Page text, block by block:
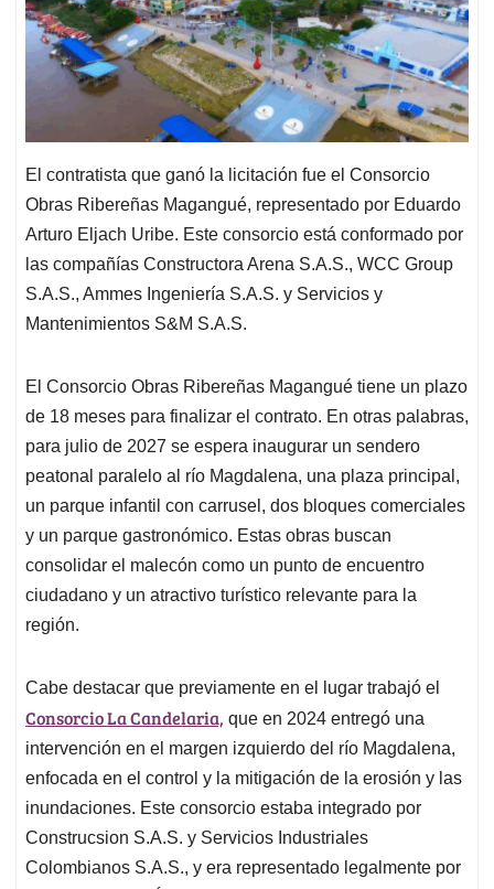
El contratista que ganó la licitación fue el Consorcio
Obras Ribereñas Magangué, representado por Eduardo
Arturo Eljach Uribe. Este consorcio está conformado por
las compañías Constructora Arena S.A.S., WCC Group
S.A.S., Ammes Ingeniería S.A.S. y Servicios y
Mantenimientos S&M S.A.S.
El Consorcio Obras Ribereñas Magangué tiene un plazo
de 18 meses para finalizar el contrato. En otras palabras,
para julio de 2027 se espera inaugurar un sendero
peatonal paralelo al río Magdalena, una plaza principal,
un parque infantil con carrusel, dos bloques comerciales
y un parque gastronómico. Estas obras buscan
consolidar el malecón como un punto de encuentro
ciudadano y un atractivo turístico relevante para la
región.
Cabe destacar que previamente en el lugar trabajó el
Consorcio La Candelaria, que en 2024 entregó una
intervención en el margen izquierdo del río Magdalena,
enfocada en el control y la mitigación de la erosión y las
inundaciones. Este consorcio estaba integrado por
Construcsion S.A.S. y Servicios Industriales
Colombianos S.A.S., y era representado legalmente por